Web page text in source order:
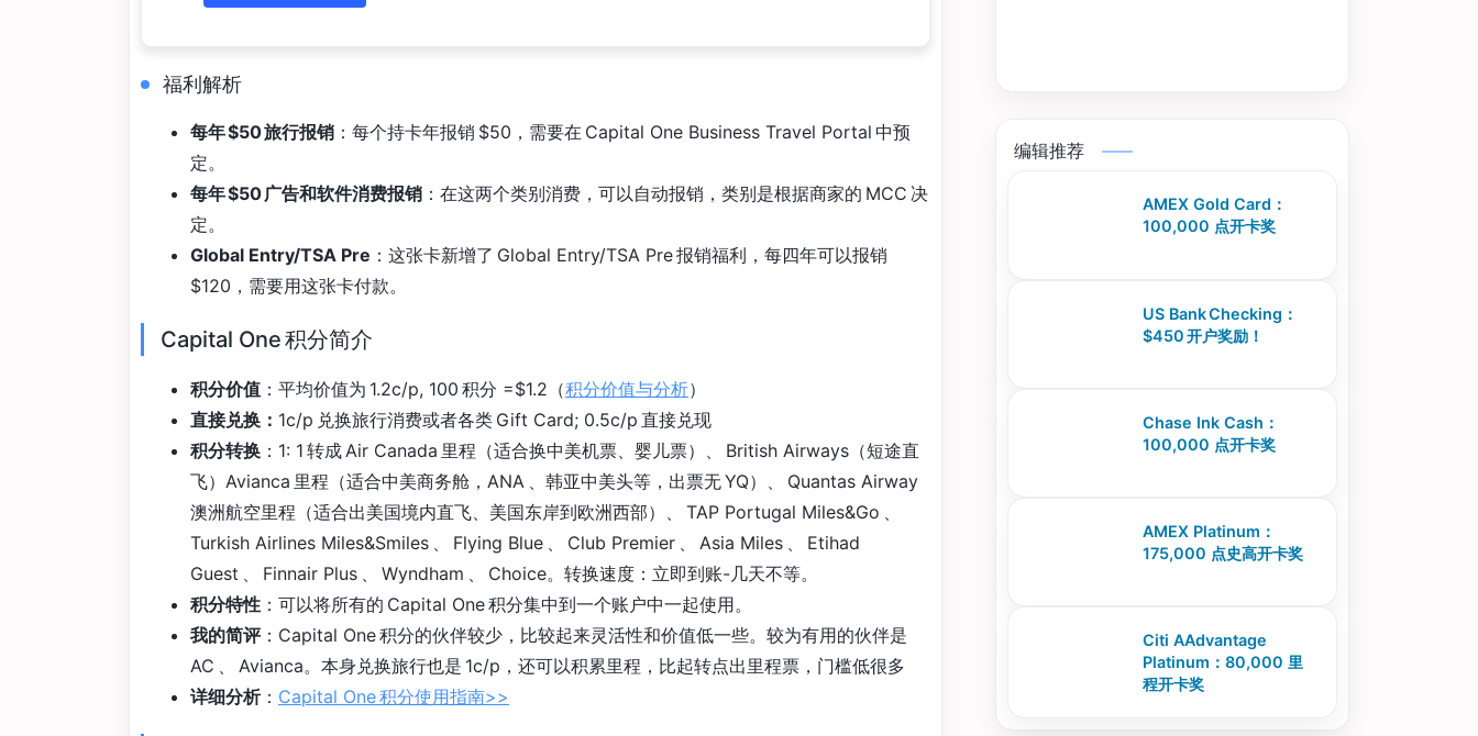
福利解析
每年 $50 旅行报销 ：每个持卡年报销 $50，需要在 Capital One Business Travel Portal 中预
定。
每年 $50 广告和软件消费报销 ：在这两个类别消费，可以自动报销，类别是根据商家的 MCC 决
定。
Global Entry/TSA Pre ：这张卡新增了 Global Entry/TSA Pre 报销福利，每四年可以报销
$120，需要用这张卡付款。
Capital One 积分简介
积分价值 ：平均价值为 1.2c/p, 100 积分 =$1.2（积分价值与分析）
直接兑换： 1c/p 兑换旅行消费或者各类 Gift Card; 0.5c/p 直接兑现
积分转换 ：1: 1 转成 Air Canada 里程（适合换中美机票、婴儿票）、 British Airways（短途直
飞）Avianca 里程（适合中美商务舱，ANA 、韩亚中美头等，出票无 YQ）、 Quantas Airway
澳洲航空里程（适合出美国境内直飞、美国东岸到欧洲西部）、 TAP Portugal Miles&Go 、
Turkish Airlines Miles&Smiles 、 Flying Blue 、 Club Premier 、 Asia Miles 、 Etihad
Guest 、 Finnair Plus 、 Wyndham 、 Choice。转换速度：立即到账-几天不等。
积分特性 ：可以将所有的 Capital One 积分集中到一个账户中一起使用。
我的简评：Capital One 积分的伙伴较少，比较起来灵活性和价值低一些。较为有用的伙伴是
AC 、 Avianca。本身兑换旅行也是 1c/p，还可以积累里程，比起转点出里程票，门槛低很多
详细分析： Capital One 积分使用指南>>
编辑推荐
AMEX Gold Card：
100,000 点开卡奖
US Bank Checking：
$450 开户奖励！
Chase Ink Cash：
100,000 点开卡奖
AMEX Platinum：
175,000 点史高开卡奖
Citi AAdvantage
Platinum：80,000 里
程开卡奖